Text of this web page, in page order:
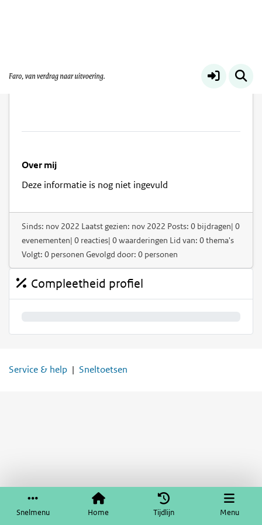
Snelmenu Home Tijdlijn Menu
Over mij
Deze informatie is nog niet ingevuld
Sinds: nov 2022 Laatst gezien: nov 2022 Posts: 0 bijdragen| 0
evenementen| 0 reacties| 0 waarderingen Lid van: 0 thema's
Volgt: 0 personen Gevolgd door: 0 personen
Compleetheid profiel
Service & help Sneltoetsen